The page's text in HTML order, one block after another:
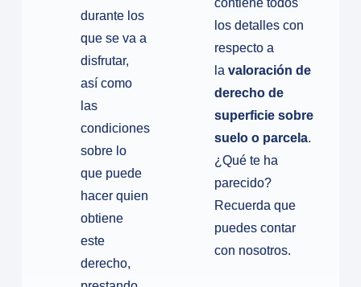
durante los
que se va a
disfrutar,
así como
las
condiciones
sobre lo
que puede
hacer quien
obtiene
este
derecho,
los detalles con
respecto a
lavaloración de
derecho de
superficie sobre
suelo o parcela.
¿Qué te ha
parecido?
Recuerda que
puedes contar
con nosotros.